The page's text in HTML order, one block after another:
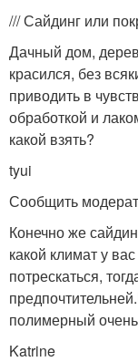
/// Сайдинг или
Дачный дом,
красился, без
приводить в
обработкой и
какой взять?
tyui
Сообщить
Конечно же
какой климат у
потрескаться,
полимерный
Katrine